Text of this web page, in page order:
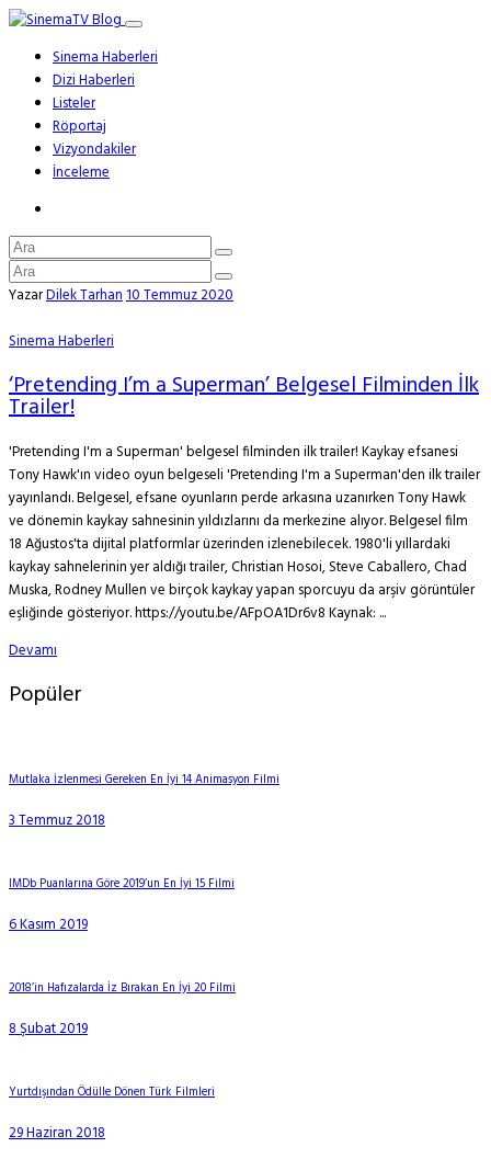
Sinema Haberleri
Dizi Haberleri
Listeler
Röportaj
Vizyondakiler
İnceleme
YazarDilek Tarhan10 Temmuz 2020
Sinema Haberleri
‘Pretending I’m a Superman’ Belgesel Filminden İlk
Trailer!
'Pretending I'm a Superman' belgesel filminden ilk trailer! Kaykay efsanesi
Tony Hawk'ın video oyun belgeseli 'Pretending I'm a Superman'den ilk trailer
yayınlandı. Belgesel, efsane oyunların perde arkasına uzanırken Tony Hawk
ve dönemin kaykay sahnesinin yıldızlarını da merkezine alıyor. Belgesel film
18 Ağustos'ta dijital platformlar üzerinden izlenebilecek. 1980'li yıllardaki
kaykay sahnelerinin yer aldığı trailer, Christian Hosoi, Steve Caballero, Chad
Muska, Rodney Mullen ve birçok kaykay yapan sporcuyu da arşiv görüntüler
eşliğinde gösteriyor. https://youtu.be/AFpOA1Dr6v8 Kaynak: ...
Devamı
Popüler
Mutlaka İzlenmesi Gereken En İyi 14 Animasyon Filmi
3 Temmuz 2018
IMDb Puanlarına Göre 2019’un En İyi 15 Filmi
6 Kasım 2019
2018’in Hafızalarda İz Bırakan En İyi 20 Filmi
8 Şubat 2019
Yurtdışından Ödülle Dönen Türk Filmleri
29 Haziran 2018